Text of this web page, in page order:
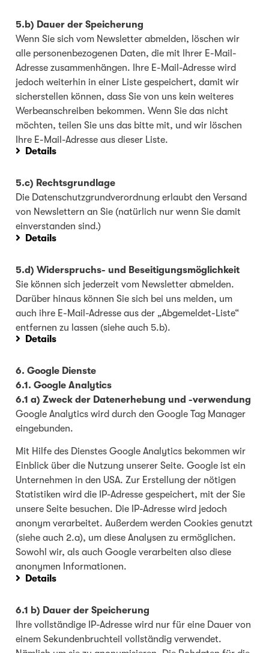
5.b) Dauer der Speicherung
Wenn Sie sich vom Newsletter abmelden, löschen wir
alle personenbezogenen Daten, die mit Ihrer E-Mail-
Adresse zusammenhängen. Ihre E-Mail-Adresse wird
jedoch weiterhin in einer Liste gespeichert, damit wir
sicherstellen können, dass Sie von uns kein weiteres
Werbeanschreiben bekommen. Wenn Sie das nicht
möchten, teilen Sie uns das bitte mit, und wir löschen
Ihre E-Mail-Adresse aus dieser Liste.
Details
5.c) Rechtsgrundlage
Die Datenschutzgrundverordnung erlaubt den Versand
von Newslettern an Sie (natürlich nur wenn Sie damit
einverstanden sind.)
Details
5.d) Widerspruchs- und Beseitigungsmöglichkeit
Sie können sich jederzeit vom Newsletter abmelden.
Darüber hinaus können Sie sich bei uns melden, um
auch ihre E-Mail-Adresse aus der „Abgemeldet-Liste“
entfernen zu lassen (siehe auch 5.b).
Details
6. Google Dienste
6.1. Google Analytics
6.1 a) Zweck der Datenerhebung und -verwendung
Google Analytics wird durch den Google Tag Manager
eingebunden.
Mit Hilfe des Dienstes Google Analytics bekommen wir
Einblick über die Nutzung unserer Seite. Google ist ein
Unternehmen in den USA. Zur Erstellung der nötigen
Statistiken wird die IP-Adresse gespeichert, mit der Sie
unsere Seite besuchen. Die IP-Adresse wird jedoch
anonym verarbeitet. Außerdem werden Cookies genutzt
(siehe auch 2.a), um diese Analysen zu ermöglichen.
Sowohl wir, als auch Google verarbeiten also diese
anonymen Informationen.
Details
6.1 b) Dauer der Speicherung
Ihre vollständige IP-Adresse wird nur für eine Dauer von
einem Sekundenbruchteil vollständig verwendet.